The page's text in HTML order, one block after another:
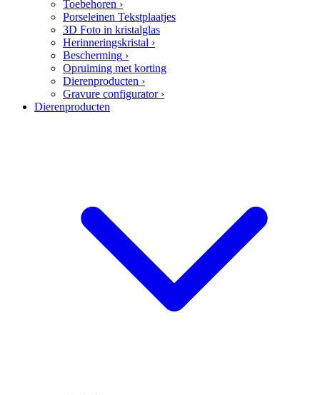
Toebehoren ›
Porseleinen Tekstplaatjes
3D Foto in kristalglas
Herinneringskristal ›
Bescherming ›
Opruiming met korting
Dierenproducten ›
Gravure configurator ›
Dierenproducten